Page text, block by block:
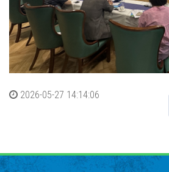
2026-05-27 14:14:06